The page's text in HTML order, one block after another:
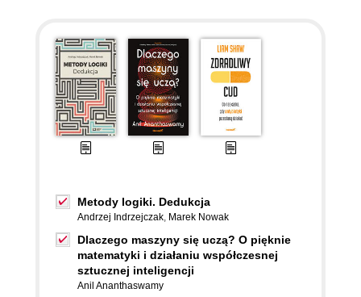
Metody logiki. Dedukcja
Andrzej Indrzejczak, Marek Nowak
Dlaczego maszyny się uczą? O pięknie
matematyki i działaniu współczesnej
sztucznej inteligencji
Anil Ananthaswamy